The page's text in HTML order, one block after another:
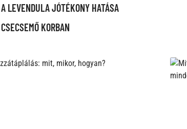
A LEVENDULA JÓTÉKONY HATÁSA
CSECSEMŐ KORBAN